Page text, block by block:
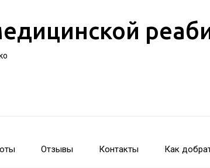
Отзывы Контакты Как